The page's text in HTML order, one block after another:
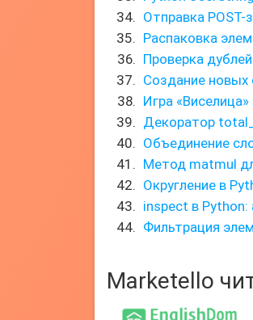
Отправка POST-
Распаковка
Проверка
Создание новых
Игра
Декоратор
Объединение
Метод matmul
Округление в
inspect в Python:
Фильтрация
Marketello